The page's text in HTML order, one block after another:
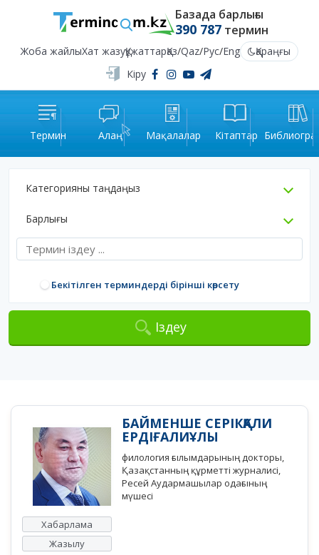
Базада барлығы
390 787термин
Жоба жайлыХат жазуҚұжаттарҚаз/Qaz/Рус/Eng
Қараңғы
Кіру
Термин Алаң Мақалалар Кітаптар
Категорияны таңдаңыз
Барлығы
Бекітілген терминдерді бірінші көрсету
Іздеу
Хабарлама
Жазылу
БАЙМЕНШЕ СЕРІКҚАЛИ
ЕРДІҒАЛИҰЛЫ
филология ғылымдарының докторы,
Қазақстанның құрметті журналисі,
Ресей Аудармашылар одағының
мүшесі